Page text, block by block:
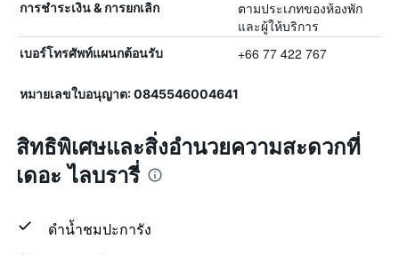
การชำระเงิน & การยกเลิก
ตามประเภทของห้องพัก
และผู้ให้บริการ
เบอร์โทรศัพท์แผนกต้อนรับ +66 77 422 767
หมายเลขใบอนุญาต: 0845546004641
สิทธิพิเศษและสิ่งอำนวยความสะดวกที่
เดอะ ไลบรารี่
ดำน้ำชมปะการัง